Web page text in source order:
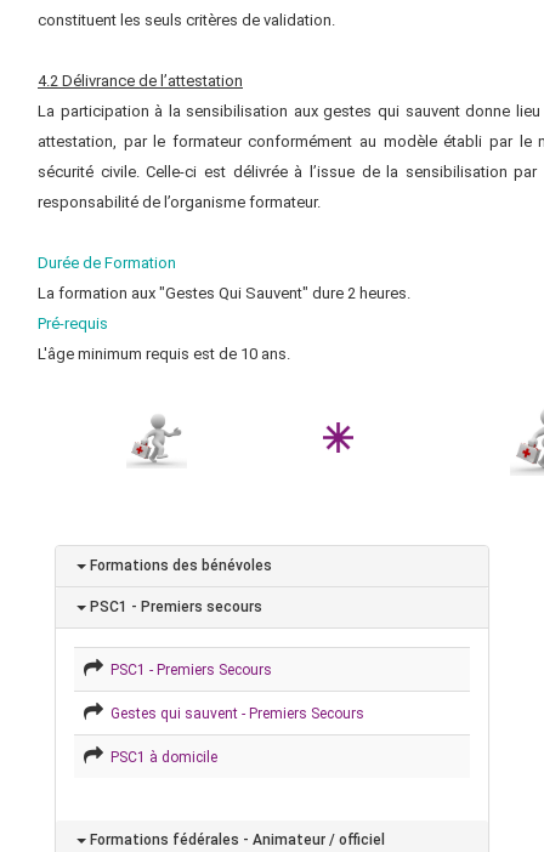
constituent les seuls critères de validation.
4.2 Délivrance de l’attestation
La participation à la sensibilisation aux gestes qui sauvent donne lieu
attestation, par le formateur conformément au modèle établi par le
sécurité civile. Celle-ci est délivrée à l’issue de la sensibilisation
responsabilité de l’organisme formateur.
Durée de Formation
La formation aux "Gestes Qui Sauvent" dure 2 heures.
Pré-requis
L'âge minimum requis est de 10 ans.
Formations des bénévoles
PSC1 - Premiers secours
PSC1 - Premiers Secours
Gestes qui sauvent - Premiers Secours
PSC1 à domicile
Formations fédérales - Animateur / officiel